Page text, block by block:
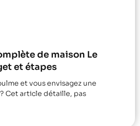
de maison Le
et étapes
et vous envisagez une
Cet article détaille, pas